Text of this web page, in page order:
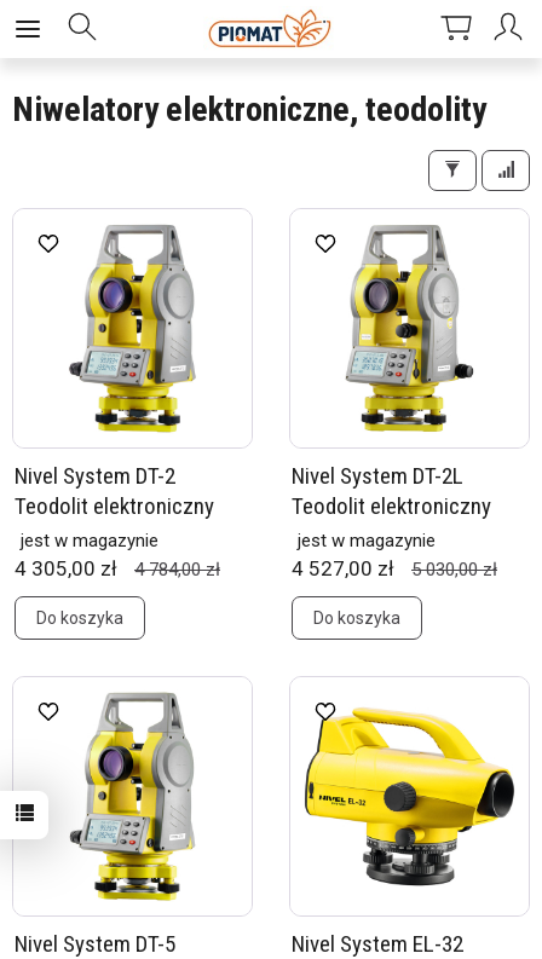
Niwelatory elektroniczne, teodolity
Nivel System DT-2
Teodolit elektroniczny
jest w magazynie
4 305,00 zł 4 784,00 zł
Do koszyka
Nivel System DT-2L
Teodolit elektroniczny
jest w magazynie
4 527,00 zł 5 030,00 zł
Do koszyka
Nivel System DT-5
Nivel System EL-32